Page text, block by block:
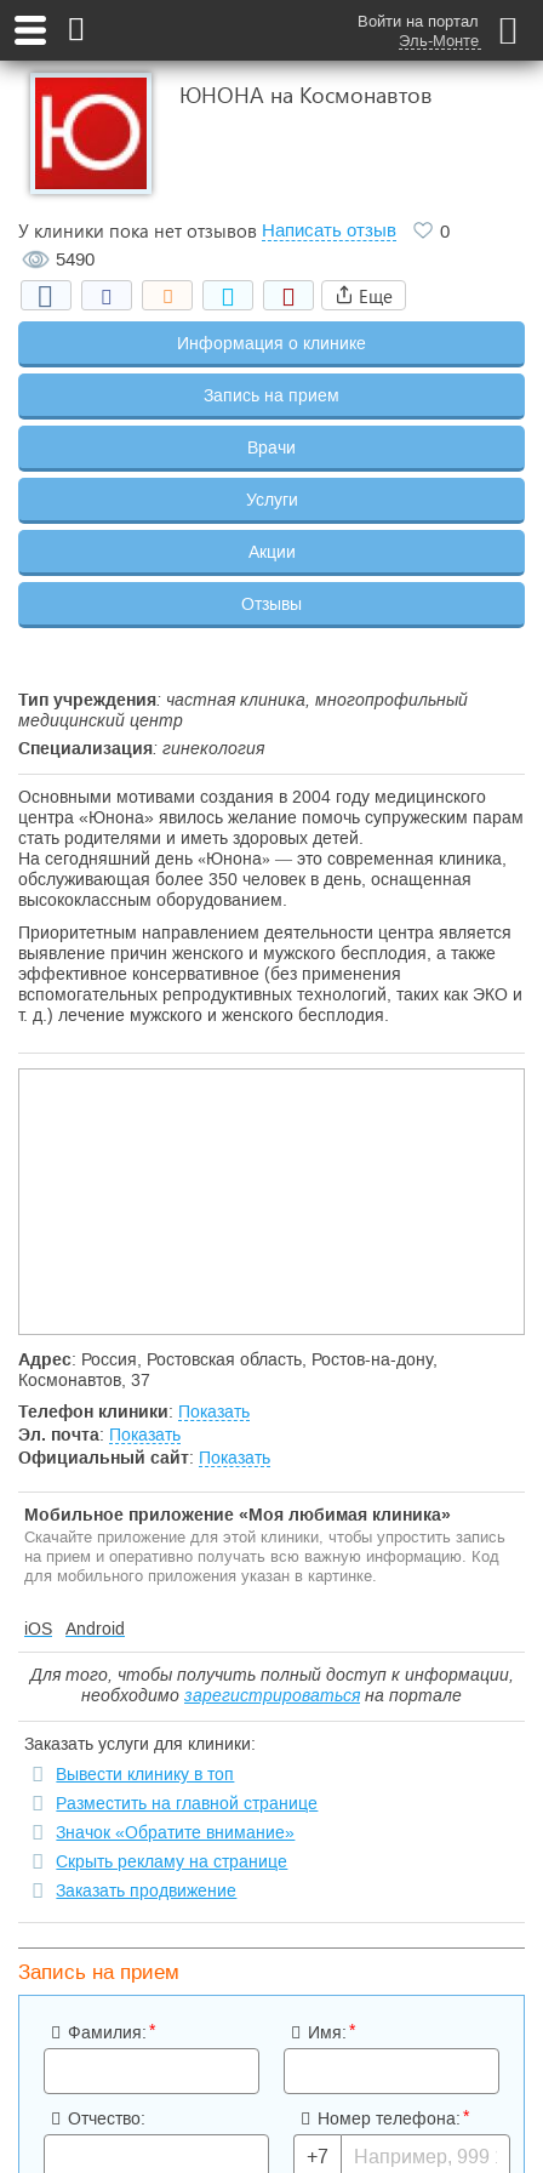
Войти на портал
Эль-Монте
ЮНОНА на Космонавтов
У клиники пока нет отзывов Написать отзыв
0
5490
Еще
Информация о клинике
Запись на прием
Врачи
Услуги
Акции
Отзывы
Тип учреждения: частная клиника, многопрофильный
медицинский центр
Специализация: гинекология
Основными мотивами создания в 2004 году медицинского
центра «Юнона» явилось желание помочь супружеским парам
стать родителями и иметь здоровых детей.
На сегодняшний день «Юнона» — это современная клиника,
обслуживающая более 350 человек в день, оснащенная
высококлассным оборудованием.
Приоритетным направлением деятельности центра является
выявление причин женского и мужского бесплодия, а также
эффективное консервативное (без применения
вспомогательных репродуктивных технологий, таких как ЭКО и
т. д.) лечение мужского и женского бесплодия.
Адрес: Россия, Ростовская область, Ростов-на-дону,
Космонавтов, 37
Телефон клиники: Показать
Эл. почта: Показать
Официальный сайт: Показать
Мобильное приложение «Моя любимая клиника»
Скачайте приложение для этой клиники, чтобы упростить запись
на прием и оперативно получать всю важную информацию. Код
для мобильного приложения указан в картинке.
iOS Android
Для того, чтобы получить полный доступ к информации,
необходимо зарегистрироватьсяна портале
Заказать услуги для клиники:
Вывести клинику в топ
Разместить на главной странице
Значок «Обратите внимание»
Скрыть рекламу на странице
Заказать продвижение
Запись на прием
Фамилия:* Имя:*
Отчество: Номер телефона:*
+7